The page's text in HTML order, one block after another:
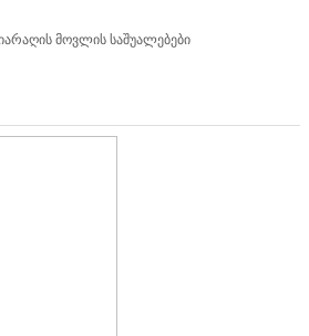
მოვლის საშუალებები